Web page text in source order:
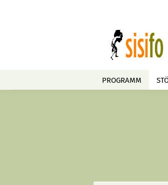
PROGRAMM
Familie